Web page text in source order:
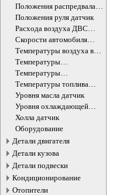
Положения распредвала
ДВС датчик
Положения руля датчик
Расхода воздуха ДВС
датчик
Скорости автомобиля
датчик
Температуры воздуха в
салоне датчик
Температуры
окружающей среды
датчик
Температуры
охлаждающей жидкости
ДВС датчик
Температуры топлива
датчик
Уровня масла датчик
Уровня охлаждающей
жидкости датчик
Холла датчик
Оборудование
Детали двигателя
Детали кузова
Детали подвески
Кондиционирование
Отопители